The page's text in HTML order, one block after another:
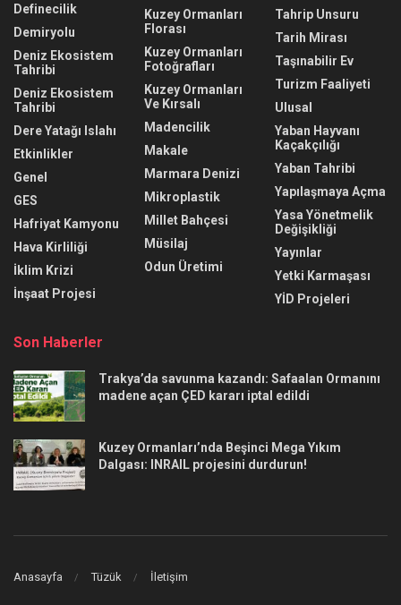
Definecilik
Demiryolu
Deniz Ekosistem
Tahribi
Deniz Ekosistem
Tahribi
Dere Yatağı Islahı
Etkinlikler
Genel
GES
Hafriyat Kamyonu
Hava Kirliliği
İklim Krizi
İnşaat Projesi
Kuzey Ormanları
Florası
Kuzey Ormanları
Fotoğrafları
Kuzey Ormanları
Ve Kırsalı
Madencilik
Makale
Marmara Denizi
Mikroplastik
Millet Bahçesi
Müsilaj
Odun Üretimi
Tahrip Unsuru
Tarih Mirası
Taşınabilir Ev
Turizm Faaliyeti
Ulusal
Yaban Hayvanı
Kaçakçılığı
Yaban Tahribi
Yapılaşmaya Açma
Yasa Yönetmelik
Değişikliği
Yayınlar
Yetki Karmaşası
YİD Projeleri
Son Haberler
Trakya’da savunma kazandı: Safaalan Ormanını
madene açan ÇED kararı iptal edildi
Kuzey Ormanları’nda Beşinci Mega Yıkım
Dalgası: INRAIL projesini durdurun!
Anasayfa Tüzük İletişim